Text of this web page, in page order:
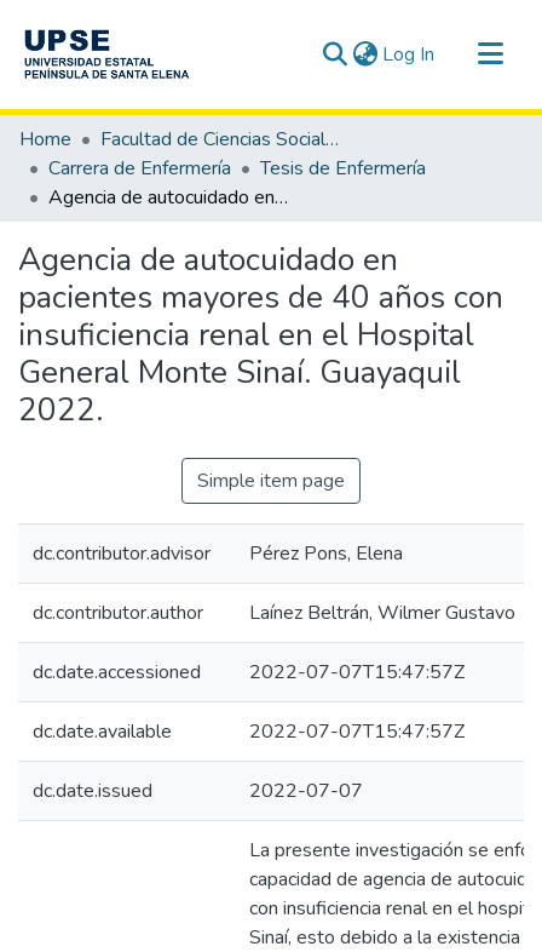
Log In (current)
Communities & Collections
All of DSpace
Statistics
Home
Facultad de Ciencias Sociales y de la Salud
Carrera de Enfermería
Tesis de Enfermería
Agencia de autocuidado en pacientes mayores de 40 años con insuficiencia renal en el Hospital General Monte Sinaí. Guayaquil 2022.
Agencia de autocuidado en
pacientes mayores de 40 años con
insuficiencia renal en el Hospital
General Monte Sinaí. Guayaquil
2022.
Simple item page
dc.contributor.advisor Pérez Pons, Elena
dc.contributor.author Laínez Beltrán, Wilmer Gustavo
dc.date.accessioned 2022-07-07T15:47:57Z
dc.date.available 2022-07-07T15:47:57Z
dc.date.issued 2022-07-07
La presente investigación se
capacidad de agencia de
con insuficiencia renal en el
Sinaí, esto debido a la existencia